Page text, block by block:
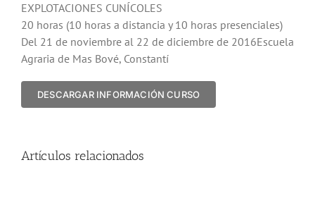
WooCommerce Cart
EXPLOTACIONES CUNÍCOLES
20 horas (10 horas a distancia y 10 horas presenciales)
Del 21 de noviembre al 22 de diciembre de 2016Escuela
Agraria de Mas Bové, Constantí
DESCARGAR INFORMACIÓN CURSO
Artículos relacionados